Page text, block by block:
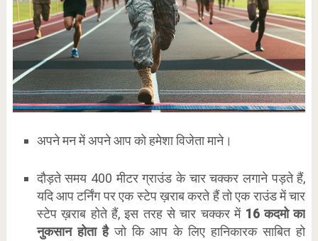
अपने मन में अपने आप को हमेशा विजेता माने।
दौड़ते समय 400 मीटर ग्राउंड के चार चक्कर लगाने पड़ते हैं,
यदि आप टर्निंग पर एक स्टेप ख़राब करते हैं तो एक राउंड में चार
स्टेप ख़राब होते हैं, इस तरह से चार चक्कर में 16 कदमो का
नुकसान होता हैजो कि आप के लिए हानिकारक साबित हो